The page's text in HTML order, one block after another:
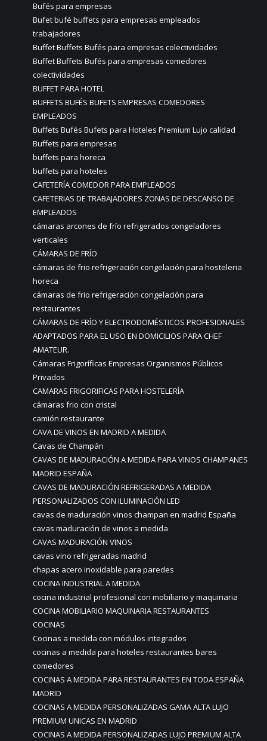
Bufés para empresas
Bufet bufé buffets para empresas empleados
trabajadores
Buffet Buffets Bufés para empresas colectividades
Buffet Buffets Bufés para empresas comedores
colectividades
BUFFET PARA HOTEL
BUFFETS BUFÉS BUFETS EMPRESAS COMEDORES
EMPLEADOS
Buffets Bufés Bufets para Hoteles Premium Lujo calidad
Buffets para empresas
buffets para horeca
buffets para hoteles
CAFETERÍA COMEDOR PARA EMPLEADOS
CAFETERIAS DE TRABAJADORES ZONAS DE DESCANSO DE
EMPLEADOS
cámaras arcones de frío refrigerados congeladores
verticales
CÁMARAS DE FRÍO
cámaras de frio refrigeración congelación para hosteleria
horeca
cámaras de frio refrigeración congelación para
restaurantes
CÁMARAS DE FRÍO Y ELECTRODOMÉSTICOS PROFESIONALES
ADAPTADOS PARA EL USO EN DOMICILIOS PARA CHEF
AMATEUR.
Cámaras Frigoríficas Empresas Organismos Públicos
Privados
CAMARAS FRIGORIFICAS PARA HOSTELERÍA
cámaras frio con cristal
camión restaurante
CAVA DE VINOS EN MADRID A MEDIDA
Cavas de Champán
CAVAS DE MADURACIÓN A MEDIDA PARA VINOS CHAMPANES
MADRID ESPAÑA
CAVAS DE MADURACIÓN REFRIGERADAS A MEDIDA
PERSONALIZADOS CON ILUMINACIÓN LED
cavas de maduración vinos champan en madrid España
cavas maduración de vinos a medida
CAVAS MADURACIÓN VINOS
cavas vino refrigeradas madrid
chapas acero inoxidable para paredes
COCINA INDUSTRIAL A MEDIDA
cocina industrial profesional con mobiliario y maquinaria
COCINA MOBILIARIO MAQUINARIA RESTAURANTES
COCINAS
Cocinas a medida con módulos integrados
cocinas a medida para hoteles restaurantes bares
comedores
COCINAS A MEDIDA PARA RESTAURANTES EN TODA ESPAÑA
MADRID
COCINAS A MEDIDA PERSONALIZADAS GAMA ALTA LUJO
PREMIUM UNICAS EN MADRID
COCINAS A MEDIDA PERSONALIZADAS LUJO PREMIUM ALTA